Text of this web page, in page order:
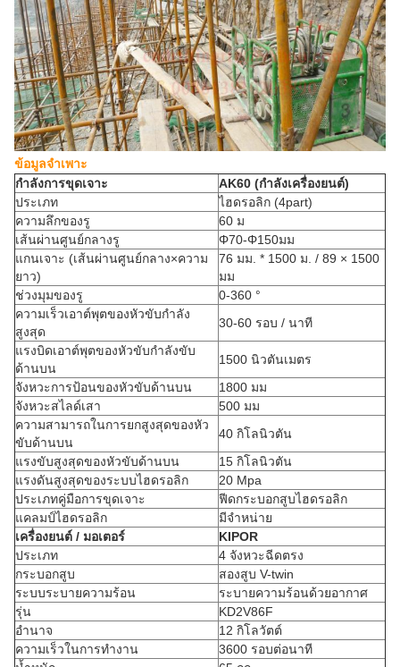
ข้อมูลจำเพาะ
กำลังการขุดเจาะ
AK60 (กำลังเครื่องยนต์)
ประเภท
ไฮดรอลิก (4part)
ความลึกของรู
60 ม
เส้นผ่านศูนย์กลางรู
Φ70-Φ150มม
แกนเจาะ (เส้นผ่านศูนย์กลาง×ความ
ยาว)
76 มม. * 1500 ม. / 89 × 1500
มม
ช่วงมุมของรู
0-360 °
ความเร็วเอาต์พุตของหัวขับกำลัง
สูงสุด
30-60 รอบ / นาที
แรงบิดเอาต์พุตของหัวขับกำลังขับ
ด้านบน
1500 นิวตันเมตร
จังหวะการป้อนของหัวขับด้านบน
1800 มม
จังหวะสไลด์เสา
500 มม
ความสามารถในการยกสูงสุดของหัว
ขับด้านบน
40 กิโลนิวตัน
แรงขับสูงสุดของหัวขับด้านบน
15 กิโลนิวตัน
แรงดันสูงสุดของระบบไฮดรอลิก
20 Mpa
ประเภทคู่มือการขุดเจาะ
ฟีดกระบอกสูบไฮดรอลิก
แคลมป์ไฮดรอลิก
มีจำหน่าย
เครื่องยนต์ / มอเตอร์
KIPOR
ประเภท
4 จังหวะฉีดตรง
กระบอกสูบ
สองสูบ V-twin
ระบบระบายความร้อน
ระบายความร้อนด้วยอากาศ
รุ่น
KD2V86F
อำนาจ
12 กิโลวัตต์
ความเร็วในการทำงาน
3600 รอบต่อนาที